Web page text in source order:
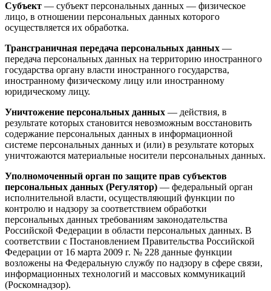
Субъект — субъект персональных данных — физическое
лицо, в отношении персональных данных которого
осуществляется их обработка.
Трансграничная передача персональных данных —
передача персональных данных на территорию иностранного
государства органу власти иностранного государства,
иностранному физическому лицу или иностранному
юридическому лицу.
Уничтожение персональных данных — действия, в
результате которых становится невозможным восстановить
содержание персональных данных в информационной
системе персональных данных и (или) в результате которых
уничтожаются материальные носители персональных данных.
Уполномоченный орган по защите прав субъектов
персональных данных (Регулятор) — федеральный орган
исполнительной власти, осуществляющий функции по
контролю и надзору за соответствием обработки
персональных данных требованиям законодательства
Российской Федерации в области персональных данных. В
соответствии с Постановлением Правительства Российской
Федерации от 16 марта 2009 г. № 228 данные функции
возложены на Федеральную службу по надзору в сфере связи,
информационных технологий и массовых коммуникаций
(Роскомнадзор).